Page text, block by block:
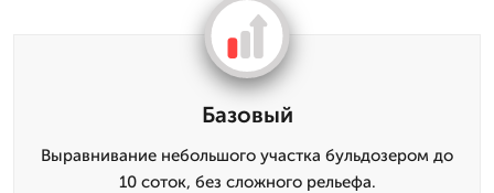
Базовый
Выравнивание небольшого участка бульдозером до
10 соток, без сложного рельефа.